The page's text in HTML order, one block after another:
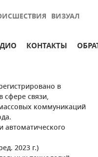
ВИЗУАЛ
КОНТАКТЫ
в
сфере связи,
коммуникаций
автоматического
2023 г.)